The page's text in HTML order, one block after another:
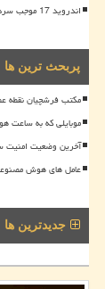
اندروید 17 موجب سردرد کاربران موبایل های پیکسل شد
پربحث ترین ها
مکتب فرشچیان نقطه
موبایلی که به ساعت
آخرین وضعیت امنیت
عامل های هوش
جدیدترین ها